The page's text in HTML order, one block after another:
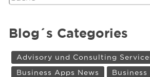
Blog´s Categories
Advisory und Consulting
Business Apps News
Business